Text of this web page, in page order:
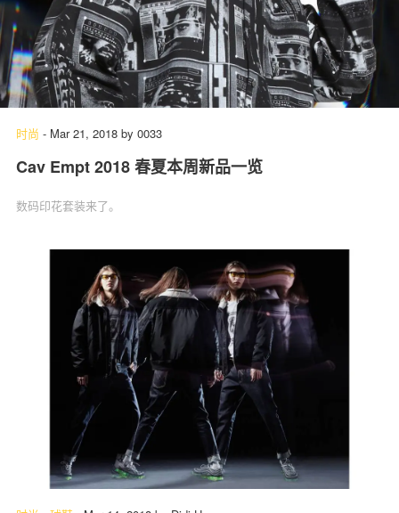
时尚 - Mar 21, 2018 by 0033
Cav Empt 2018 春夏本周新品一览
数码印花套装来了。